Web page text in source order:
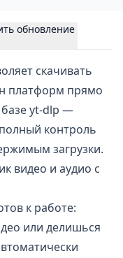
обновление
скачивать
платформ прямо
базе yt-dlp —
контроль
загрузки.
видео и аудио с
к работе:
или делишься